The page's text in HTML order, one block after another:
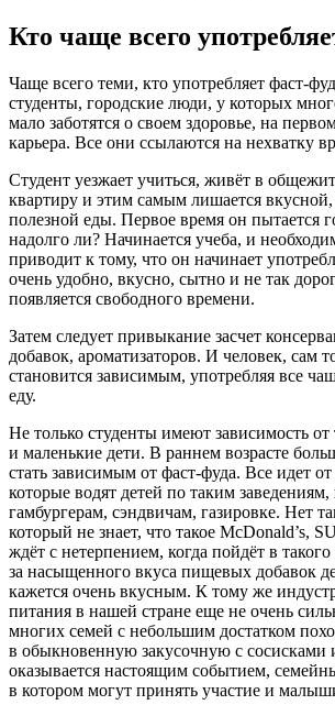
Кто чаще всего
Чаще всего теми, кто употребляет фаст-
студенты, городские люди, у которых
мало заботятся о своем здоровье, на
карьера. Все они ссылаются на нехватку
Студент уезжает учиться, живёт в
квартиру и этим самым лишается
полезной еды. Первое время он пытается
надолго ли? Начинается учеба, и
приводит к тому, что он начинает
очень удобно, вкусно, сытно и не так
появляется свободного времени.
Затем следует привыкание засчет
добавок, ароматизаторов. И человек, сам
становится зависимым, употребляя все
еду.
Не только студенты имеют зависимость от
и маленькие дети. В раннем возрасте
стать зависимым от фаст-фуда. Все идет
которые водят детей по таким
гамбургерам, сэндвичам, газировке. Нет
который не знает, что такое McDonald’s,
ждёт с нетерпением, когда пойдёт в
за насыщенного вкуса пищевых добавок
кажется очень вкусным. К тому же
питания в нашей стране еще не очень
многих семей с небольшим достатком
в обыкновенную закусочную с сосисками
оказывается настоящим событием,
в котором могут принять участие и